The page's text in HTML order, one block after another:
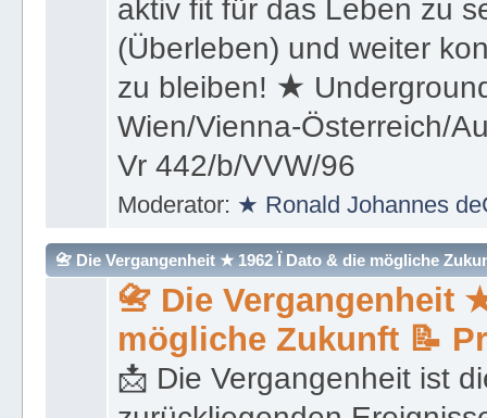
aktiv fit für das Leben zu
(Überleben) und weiter
zu bleiben! ★
Wien/Vienna-Österreich/
Vr 442/b/VVW/96
Moderator: ★ Ronald Johannes
📇 Die Vergangenheit ★ 1962 Ï Dato & die mögliche
📇 Die Vergangenheit
mögliche Zukunft 📝
📩 Die Vergangenheit ist